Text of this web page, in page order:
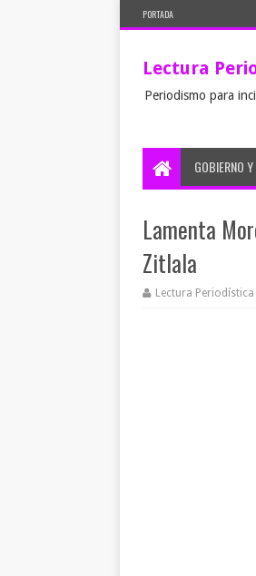
PORTADA
Lectura
Periodismo para
GOBIERNO
Lamenta
Zitlala
Lectura Periodística